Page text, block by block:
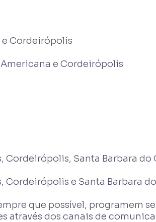
Cordeirópolis
e Cordeirópolis
Cordeirópolis, Santa Barbara do
e Santa Barbara
que possível, programem
dos canais de